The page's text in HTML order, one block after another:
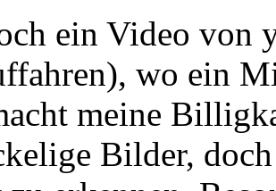
ein Video von
wo ein
meine
Bilder,